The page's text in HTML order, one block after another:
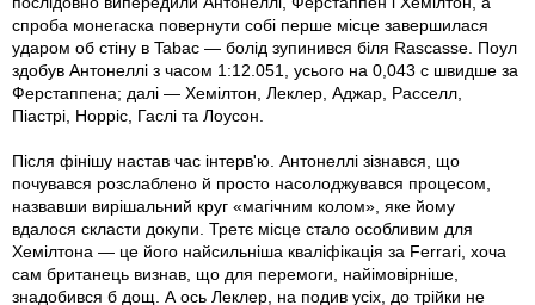
спроба монегаска повернути собі перше місце завершилася
ударом об стіну в Tabac — болід зупинився біля Rascasse. Поул
здобув Антонеллі з часом 1:12.051, усього на 0,043 с швидше за
Ферстаппена; далі — Хемілтон, Леклер, Аджар, Расселл,
Піастрі, Норріс, Гаслі та Лоусон.
Після фінішу настав час інтерв'ю. Антонеллі зізнався, що
почувався розслаблено й просто насолоджувався процесом,
назвавши вирішальний круг «магічним колом», яке йому
вдалося скласти докупи. Третє місце стало особливим для
Хемілтона — це його найсильніша кваліфікація за Ferrari, хоча
сам британець визнав, що для перемоги, найімовірніше,
знадобився б дощ. А ось Леклер, на подив усіх, до трійки не